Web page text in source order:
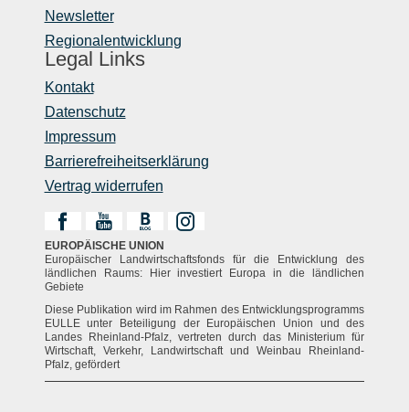
Newsletter
Regionalentwicklung
Legal Links
Kontakt
Datenschutz
Impressum
Barrierefreiheitserklärung
Vertrag widerrufen
EUROPÄISCHE UNION
Europäischer Landwirtschaftsfonds für die Entwicklung des
ländlichen Raums: Hier investiert Europa in die ländlichen
Gebiete
Diese Publikation wird im Rahmen des Entwicklungsprogramms
EULLE unter Beteiligung der Europäischen Union und des
Landes Rheinland-Pfalz, vertreten durch das Ministerium für
Wirtschaft, Verkehr, Landwirtschaft und Weinbau Rheinland-
Pfalz, gefördert